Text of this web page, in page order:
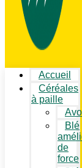
Accueil
Céréales
à paille
Blé
de
force